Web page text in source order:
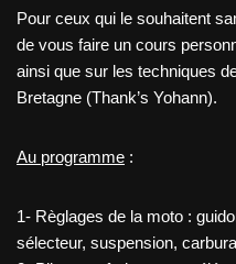
Pour ceux qui le souhaitent
de vous faire un cours
ainsi que sur les techniques
Bretagne (Thank’s Yohann).
Au programme :
1- Règlages de la moto :
sélecteur, suspension,